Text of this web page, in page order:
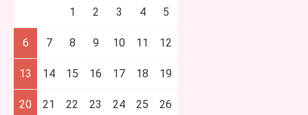
1 2 3 4 5
6 7 8 9 10 11 12
13 14 15 16 17 18 19
20 21 22 23 24 25 26